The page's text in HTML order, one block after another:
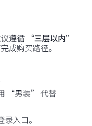
遵循 “三层以内”
成购买路径。
“男装” 代替
入口。